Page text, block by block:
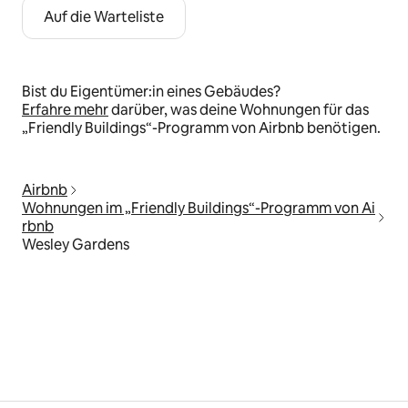
Auf die Warteliste
Bist du Eigentümer:in eines Gebäudes?
Erfahre mehrdarüber, was deine Wohnungen für das
„Friendly Buildings“-Programm von Airbnb benötigen.
Airbnb
Wohnungen im „Friendly Buildings“-Programm von Ai
rbnb
Wesley Gardens